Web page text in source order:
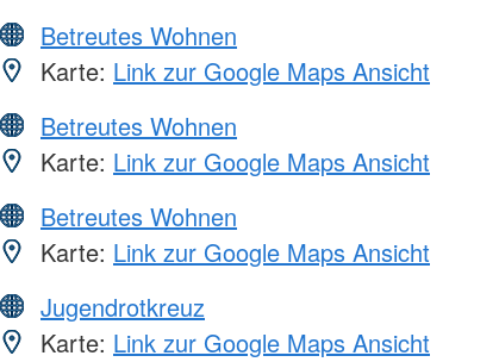
Betreutes Wohnen
Karte: Link zur Google Maps Ansicht
Betreutes Wohnen
Karte: Link zur Google Maps Ansicht
Betreutes Wohnen
Karte: Link zur Google Maps Ansicht
Jugendrotkreuz
Karte: Link zur Google Maps Ansicht